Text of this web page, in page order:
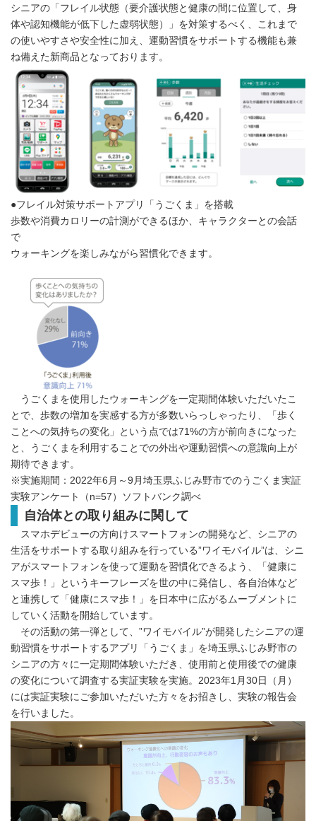
シニアの「フレイル状態（要介護状態と健康の間に位置して、身
体や認知機能が低下した虚弱状態）」を対策するべく、これまで
の使いやすさや安全性に加え、運動習慣をサポートする機能も兼
ね備えた新商品となっております。
●フレイル対策サポートアプリ「うごくま」を搭載
歩数や消費カロリーの計測ができるほか、キャラクターとの会話
で
ウォーキングを楽しみながら習慣化できます。
うごくまを使用したウォーキングを一定期間体験いただいたこ
とで、歩数の増加を実感する方が多数いらっしゃったり、「歩く
ことへの気持ちの変化」という点では71%の方が前向きになった
と、うごくまを利用することでの外出や運動習慣への意識向上が
期待できます。
※実施期間：2022年6月～9月埼玉県ふじみ野市でのうごくま実証
実験アンケート（n=57）ソフトバンク調べ
自治体との取り組みに関して
スマホデビューの方向けスマートフォンの開発など、シニアの
生活をサポートする取り組みを行っている”ワイモバイル”は、シニ
アがスマートフォンを使って運動を習慣化できるよう、「健康に
スマ歩！」というキーフレーズを世の中に発信し、各自治体など
と連携して「健康にスマ歩！」を日本中に広がるムーブメントに
していく活動を開始しています。
その活動の第一弾として、”ワイモバイル”が開発したシニアの運
動習慣をサポートするアプリ「うごくま」を埼玉県ふじみ野市の
シニアの方々に一定期間体験いただき、使用前と使用後での健康
の変化について調査する実証実験を実施。2023年1月30日（月）
には実証実験にご参加いただいた方々をお招きし、実験の報告会
を行いました。